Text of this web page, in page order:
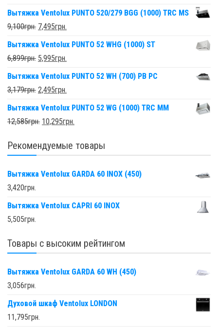
Вытяжка Ventolux PUNTO 520/279 BGG (1000) TRC MS
9,100грн. 7,495грн.
Вытяжка Ventolux PUNTO 52 WHG (1000) ST
6,899грн. 5,995грн.
Вытяжка Ventolux PUNTO 52 WH (700) PB PC
3,179грн. 2,495грн.
Вытяжка Ventolux PUNTO 52 WG (1000) TRC MM
12,585грн. 10,295грн.
Рекомендуемые товары
Вытяжка Ventolux GARDA 60 INOX (450)
3,420грн.
Вытяжка Ventolux CAPRI 60 INOX
5,505грн.
Товары с высоким рейтингом
Вытяжка Ventolux GARDA 60 WH (450)
3,056грн.
Духовой шкаф Ventolux LONDON
11,795грн.